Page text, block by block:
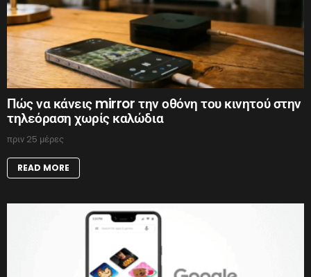
Πώς να κάνεις mirror την οθόνη του κινητού στην
τηλεόραση χωρίς καλώδια
πριν 25 μέρες
READ MORE